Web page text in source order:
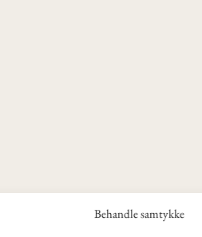
Behandle samtykke